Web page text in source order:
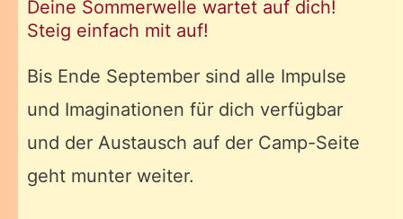
Deine Sommerwelle wartet auf dich!
Steig einfach mit auf!
Bis Ende September sind alle Impulse
und Imaginationen für dich verfügbar
und der Austausch auf der Camp-Seite
geht munter weiter.